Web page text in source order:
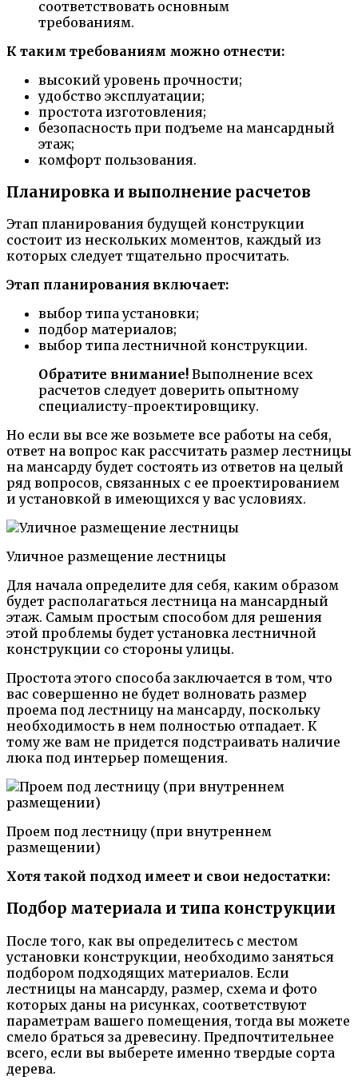
соответствовать основным
требованиям.
К таким требованиям можно отнести:
высокий уровень прочности;
удобство эксплуатации;
простота изготовления;
безопасность при подъеме на мансардный
этаж;
комфорт пользования.
Планировка и выполнение расчетов
Этап планирования будущей конструкции
состоит из нескольких моментов, каждый из
которых следует тщательно просчитать.
Этап планирования включает:
выбор типа установки;
подбор материалов;
выбор типа лестничной конструкции.
Обратите внимание! Выполнение всех
расчетов следует доверить опытному
специалисту-проектировщику.
Но если вы все же возьмете все работы на себя,
ответ на вопрос как рассчитать размер лестницы
на мансарду будет состоять из ответов на целый
ряд вопросов, связанных с ее проектированием
и установкой в имеющихся у вас условиях.
Уличное размещение лестницы
Для начала определите для себя, каким образом
будет располагаться лестница на мансардный
этаж. Самым простым способом для решения
этой проблемы будет установка лестничной
конструкции со стороны улицы.
Простота этого способа заключается в том, что
вас совершенно не будет волновать размер
проема под лестницу на мансарду, поскольку
необходимость в нем полностью отпадает. К
тому же вам не придется подстраивать наличие
люка под интерьер помещения.
Проем под лестницу (при внутреннем
размещении)
Хотя такой подход имеет и свои недостатки:
Подбор материала и типа конструкции
После того, как вы определитесь с местом
установки конструкции, необходимо заняться
подбором подходящих материалов. Если
лестницы на мансарду, размер, схема и фото
которых даны на рисунках, соответствуют
параметрам вашего помещения, тогда вы можете
смело браться за древесину. Предпочтительнее
всего, если вы выберете именно твердые сорта
дерева.